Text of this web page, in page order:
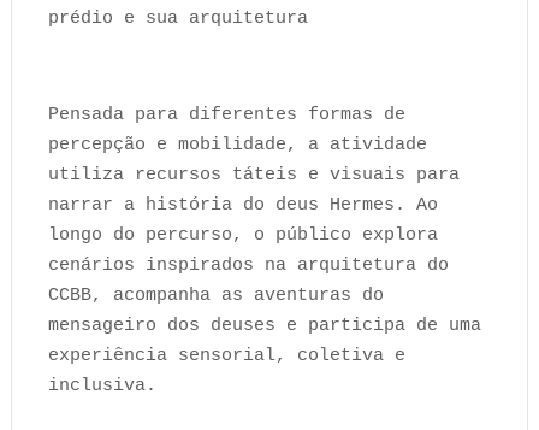
prédio e sua arquitetura
Pensada para diferentes formas de
percepção e mobilidade, a atividade
utiliza recursos táteis e visuais para
narrar a história do deus Hermes. Ao
longo do percurso, o público explora
cenários inspirados na arquitetura do
CCBB, acompanha as aventuras do
mensageiro dos deuses e participa de uma
experiência sensorial, coletiva e
inclusiva.